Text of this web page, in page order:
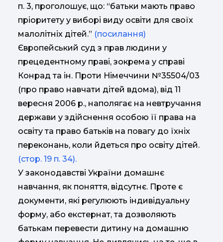
п. 3, проголошує, що: “батьки мають право
пріоритету у виборі виду освіти для своїх
малолітніх дітей.” (посилання)
Європейський суд з прав людини у
прецедентному праві, зокрема у справі
Конрад та ін. Проти Німеччини №35504/03
(про право навчати дітей вдома), від 11
вересня 2006 р., наполягає на невтручання
держави у здійснення особою її права на
освіту та право батьків на повагу до їхніх
переконань, коли йдеться про освіту дітей.
(стор. 19 п. 34).
У законодавстві України домашнє
навчання, як поняття, відсутнє. Проте є
документи, які регулюють індивідуальну
форму, або екстернат, та дозволяють
батькам перевести дитину на домашню